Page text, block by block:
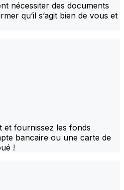
nécessiter des documents
qu’il s’agit bien de vous et
fournissez les fonds
bancaire ou une carte de
!